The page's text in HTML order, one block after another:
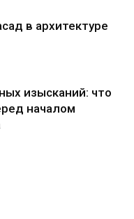
в архитектуре
изысканий: что
началом